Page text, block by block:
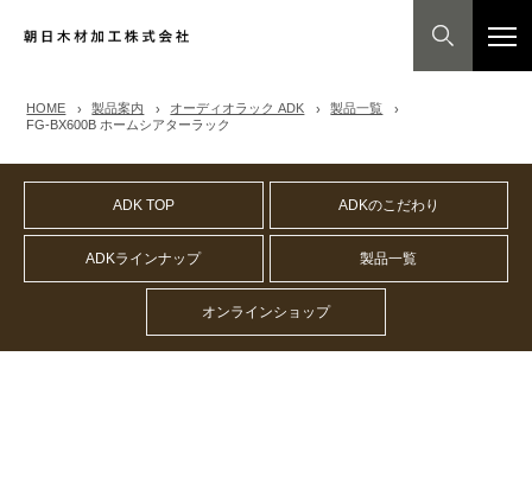
HOME 製品案内 オーディオラック ADK
製品一覧
FG-BX600B ホームシアターラック
ADK TOP ADKのこだわり
ADKラインナップ 製品一覧
オンラインショップ